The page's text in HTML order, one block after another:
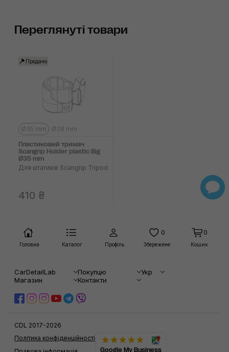
Переглянуті товари
Продано
Ø35 mm Ø28 mm
Пластиковий тримач
Scangrip Holder plastic Big
Ø35 mm
Для штативів Scangrip Tripod
410 ₴
Головна Каталог Профіль
0
Збережене
0
Кошик
CarDetailLab Покупцю
Укр
Магазин
Контакти
CDL 2017-2026
Політика конфіденційності
Google My Business